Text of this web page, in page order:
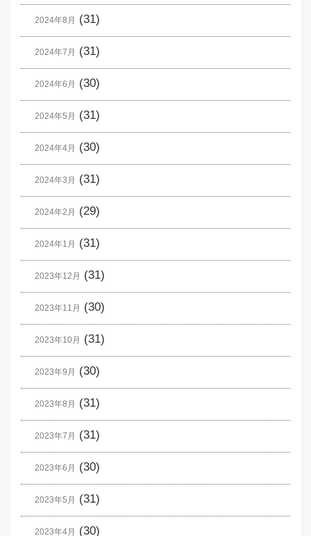
2024年8月 (31)
2024年7月 (31)
2024年6月 (30)
2024年5月 (31)
2024年4月 (30)
2024年3月 (31)
2024年2月 (29)
2024年1月 (31)
2023年12月 (31)
2023年11月 (30)
2023年10月 (31)
2023年9月 (30)
2023年8月 (31)
2023年7月 (31)
2023年6月 (30)
2023年5月 (31)
2023年4月 (30)